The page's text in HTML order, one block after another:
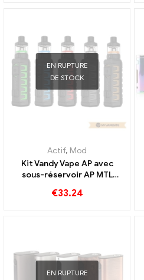
EN RUPTURE
DE STOCK
Actif, Mod
Kit Vandy Vape AP avec
sous-réservoir AP MTL
électroniques, personnalisé
€33.24
EN RUPTURE